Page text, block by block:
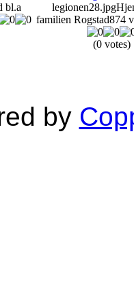
bl.a
legionen28.jpg
familien Rogstad874
(0 votes)
by